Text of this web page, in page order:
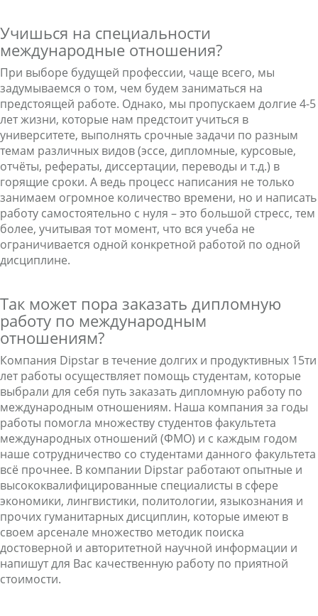
Учишься на специальности
международные отношения?
При выборе будущей профессии, чаще всего, мы
задумываемся о том, чем будем заниматься на
предстоящей работе. Однако, мы пропускаем долгие 4-5
лет жизни, которые нам предстоит учиться в
университете, выполнять срочные задачи по разным
темам различных видов (эссе, дипломные, курсовые,
отчёты, рефераты, диссертации, переводы и т.д.) в
горящие сроки. А ведь процесс написания не только
занимаем огромное количество времени, но и написать
работу самостоятельно с нуля – это большой стресс, тем
более, учитывая тот момент, что вся учеба не
ограничивается одной конкретной работой по одной
дисциплине.
Так может пора заказать дипломную
работу по международным
отношениям?
Компания Dipstar в течение долгих и продуктивных 15ти
лет работы осуществляет помощь студентам, которые
выбрали для себя путь заказать дипломную работу по
международным отношениям. Наша компания за годы
работы помогла множеству студентов факультета
международных отношений (ФМО) и с каждым годом
наше сотрудничество со студентами данного факультета
всё прочнее. В компании Dipstar работают опытные и
высококвалифицированные специалисты в сфере
экономики, лингвистики, политологии, языкознания и
прочих гуманитарных дисциплин, которые имеют в
своем арсенале множество методик поиска
достоверной и авторитетной научной информации и
напишут для Вас качественную работу по приятной
стоимости.